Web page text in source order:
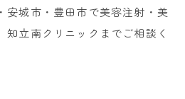
安城市・豊田市で美容注射・美
立南クリニックまでご相談く